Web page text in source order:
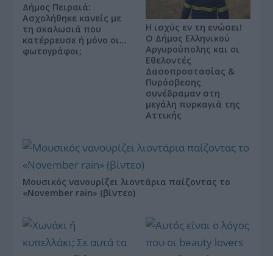
Δήμος Πειραιά:
Ασχολήθηκε κανείς με
τη σκαλωσιά που
κατέρρευσε ή μόνο οι…
φωτογράφοι;
Η ισχύς εν τη ενώσει!
Ο Δήμος Ελληνικού
Αργυρούπολης και οι
Εθελοντές
Δασοπροστασίας &
Πυρόσβεσης
συνέδραμαν στη
μεγάλη πυρκαγιά της
Αττικής
Μουσικός νανουρίζει λιοντάρια παίζοντας το
«November rain» (βίντεο)